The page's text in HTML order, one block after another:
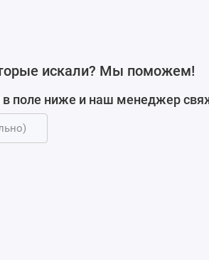
искали? Мы поможем!
поле ниже и наш менеджер